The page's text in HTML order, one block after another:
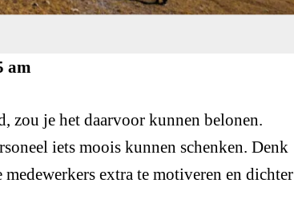
am
zou je het daarvoor kunnen belonen.
iets moois kunnen schenken. Denk
extra te motiveren en dichter